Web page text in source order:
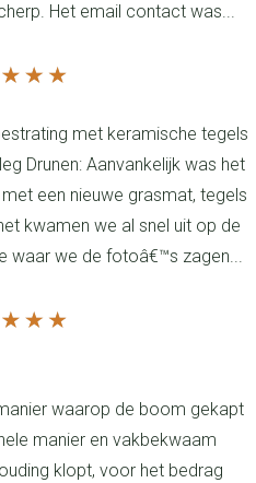
Het email contact was...
met keramische tegels
Drunen: Aanvankelijk was het
een nieuwe grasmat, tegels
kwamen we al snel uit op de
waar we de fotoâ€™s zagen...
waarop de boom gekapt
manier en vakbekwaam
klopt, voor het bedrag